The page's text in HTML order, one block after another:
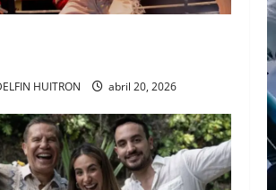
HUITRON abril 20, 2026